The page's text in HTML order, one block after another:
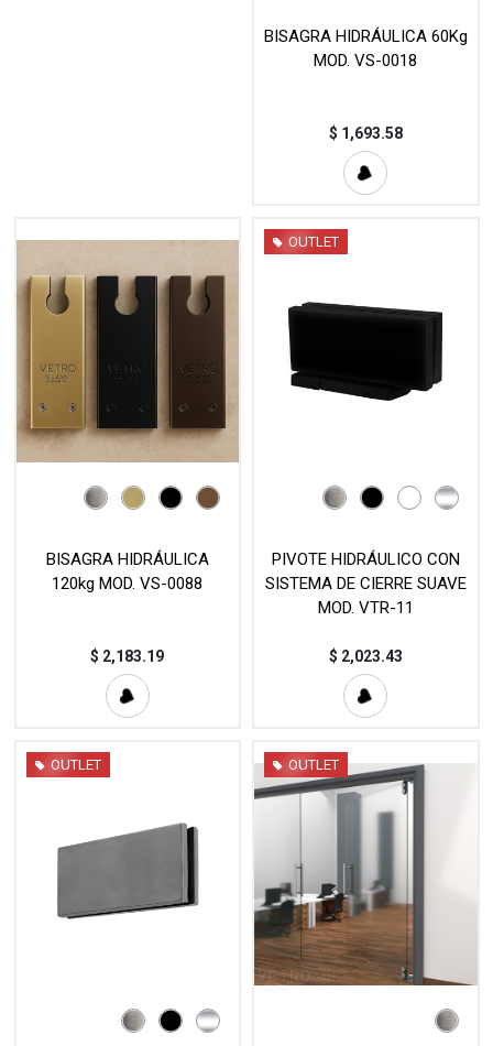
BISAGRA HIDRÁULICA 60Kg
MOD. VS-0018
$ 1,693.58
BISAGRA HIDRÁULICA
120kg MOD. VS-0088
$ 2,183.19
OUTLET
PIVOTE HIDRÁULICO CON
SISTEMA DE CIERRE SUAVE
MOD. VTR-11
$ 2,023.43
OUTLET OUTLET